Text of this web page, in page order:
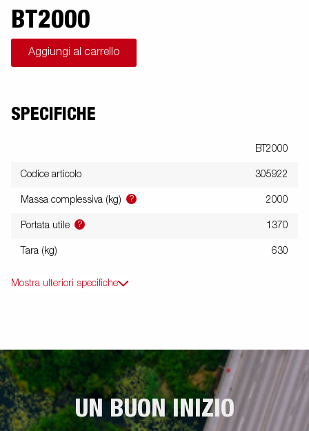
BT2000
Aggiungi al carrello
SPECIFICHE
BT2000
Codice articolo 305922
Massa complessiva (kg) ? 2000
Portata utile ? 1370
Tara (kg) 630
Mostra ulteriori specifiche
UN BUON INIZIO